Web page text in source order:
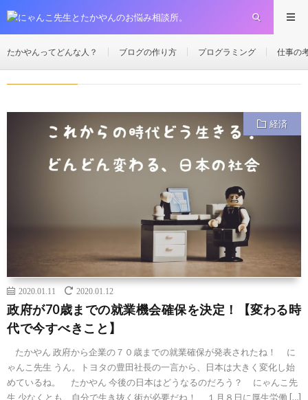
たかやんってどんな人？ ブログの作り方 プログラミング 仕事の
HOME 2020年 1月 11日
経済
2020.01.11 2020.01.12
政府が70歳までの就業機会確保を決定！【変わる時
代で今すべきこと】
たかやん 政府から企業の７０歳までの就業確保が発表されたね！ に
ゃんこ先生 うん。トヨタの豊田社長の一言から、日本は大きく変化し始
めているね。 たかやん 今後の日本はどうなるのだろう？ にゃんこ先
生 少なくとも、自分で生き抜く術が必要だね！ １月８日に厚生労働 […]